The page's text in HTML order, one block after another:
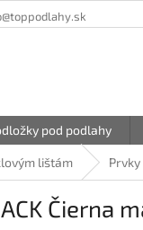
pod podlahy
lištám Prvky
Čierna